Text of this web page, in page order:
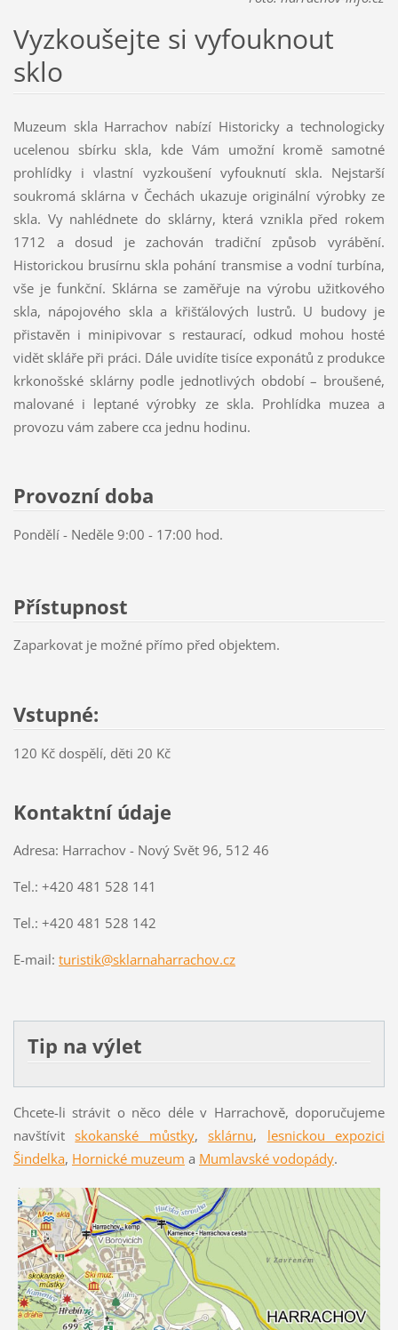
Vyzkoušejte si vyfouknout
sklo
Muzeum skla Harrachov nabízí Historicky a technologicky
ucelenou sbírku skla, kde Vám umožní kromě samotné
prohlídky i vlastní vyzkoušení vyfouknutí skla. Nejstarší
soukromá sklárna v Čechách ukazuje originální výrobky ze
skla. Vy nahlédnete do sklárny, která vznikla před rokem
1712 a dosud je zachován tradiční způsob vyrábění.
Historickou brusírnu skla pohání transmise a vodní turbína,
vše je funkční. Sklárna se zaměřuje na výrobu užitkového
skla, nápojového skla a křišťálových lustrů. U budovy je
přistavěn i minipivovar s restaurací, odkud mohou hosté
vidět skláře při práci. Dále uvidíte tisíce exponátů z produkce
krkonošské sklárny podle jednotlivých období – broušené,
malované i leptané výrobky ze skla. Prohlídka muzea a
provozu vám zabere cca jednu hodinu.
Provozní doba
Pondělí - Neděle 9:00 - 17:00 hod.
Přístupnost
Zaparkovat je možné přímo před objektem.
Vstupné:
120 Kč dospělí, děti 20 Kč
Kontaktní údaje
Adresa: Harrachov - Nový Svět 96, 512 46
Tel.: +420 481 528 141
Tel.: +420 481 528 142
E-mail: turistik@sklarnaharrachov.cz
Tip na výlet
Chcete-li strávit o něco déle v Harrachově, doporučujeme
navštívitskokanské můstky,sklárnu, lesnickou expozici
Šindelka, Hornické muzeum a Mumlavské vodopády.